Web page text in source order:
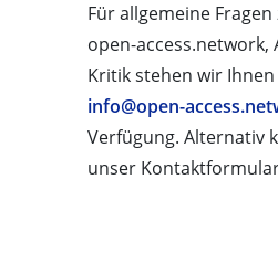
Für allgemeine
open-access.network,
Kritik stehen wir
info@open-
Verfügung. Alternativ
unser